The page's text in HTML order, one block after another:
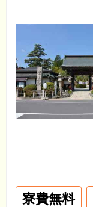
寮費無料